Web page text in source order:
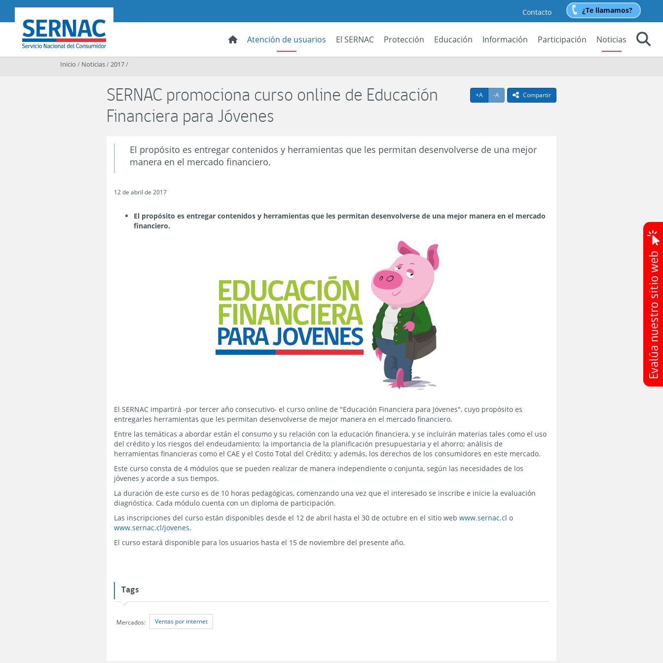
SERNAC
Contacto ¿Te llamamos?
Atención de usuarios El SERNAC Protección Educación Información Participación
Noticias
Inicio / Noticias/2017/
+A Agrandar texto
-A Achicar textoicono compartir
Compartir
SERNAC promociona curso online de Educación
Financiera para Jóvenes
El propósito es entregar contenidos y herramientas que les permitan desenvolverse de una mejor
manera en el mercado financiero.
12 de abril de 2017
El propósito es entregar contenidos y herramientas que les permitan desenvolverse de una mejor manera en el mercado
financiero.
El SERNAC impartirá -por tercer año consecutivo- el curso online de "Educación Financiera para Jóvenes", cuyo propósito es
entregarles herramientas que les permitan desenvolverse de mejor manera en el mercado financiero.
Entre las temáticas a abordar están el consumo y su relación con la educación financiera, y se incluirán materias tales como el uso
del crédito y los riesgos del endeudamiento; la importancia de la planificación presupuestaria y el ahorro; análisis de
herramientas financieras como el CAE y el Costo Total del Crédito; y además, los derechos de los consumidores en este mercado.
Este curso consta de 4 módulos que se pueden realizar de manera independiente o conjunta, según las necesidades de los
jóvenes y acorde a sus tiempos.
La duración de este curso es de 10 horas pedagógicas, comenzando una vez que el interesado se inscribe e inicie la evaluación
diagnóstica. Cada módulo cuenta con un diploma de participación.
Las inscripciones del curso están disponibles desde el 12 de abril hasta el 30 de octubre en el sitio webwww.sernac.cl o
www.sernac.cl/jovenes.
El curso estará disponible para los usuarios hasta el 15 de noviembre del presente año.
Tags
Mercados: Ventas por internet